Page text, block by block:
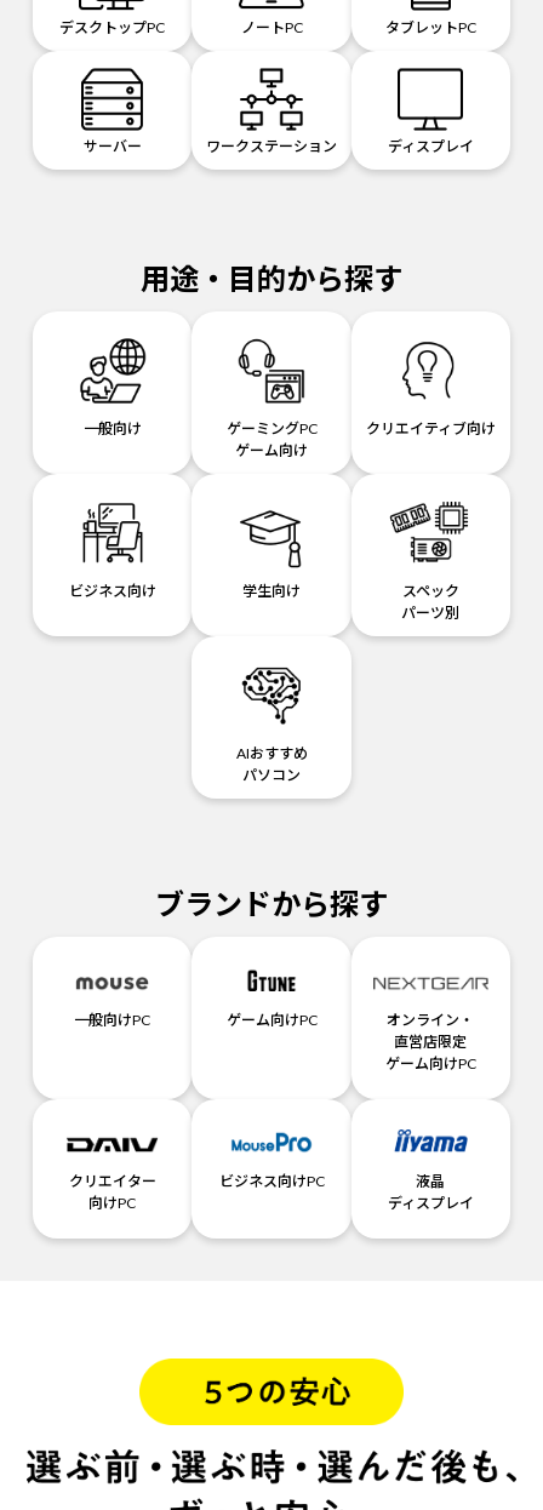
デスクトップPC ノートPC タブレットPC
サーバー ワークステーション ディスプレイ
用途・目的から探す
一般向け
ゲーミングPC
ゲーム向け
クリエイティブ向け
ビジネス向け 学生向け
スペック
パーツ別
AIおすすめ
パソコン
ブランドから探す
一般向けPC ゲーム向けPC
オンライン・
直営店限定
ゲーム向けPC
クリエイター
向けPC
ビジネス向けPC
液晶
ディスプレイ